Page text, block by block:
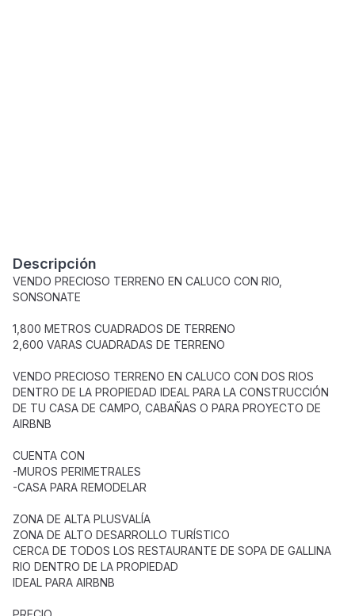
Descripción
VENDO PRECIOSO TERRENO EN CALUCO CON RIO,
SONSONATE
1,800 METROS CUADRADOS DE TERRENO
2,600 VARAS CUADRADAS DE TERRENO
VENDO PRECIOSO TERRENO EN CALUCO CON DOS RIOS
DENTRO DE LA PROPIEDAD IDEAL PARA LA CONSTRUCCIÓN
DE TU CASA DE CAMPO, CABAÑAS O PARA PROYECTO DE
AIRBNB
CUENTA CON
-MUROS PERIMETRALES
-CASA PARA REMODELAR
ZONA DE ALTA PLUSVALÍA
ZONA DE ALTO DESARROLLO TURÍSTICO
CERCA DE TODOS LOS RESTAURANTE DE SOPA DE GALLINA
RIO DENTRO DE LA PROPIEDAD
IDEAL PARA AIRBNB